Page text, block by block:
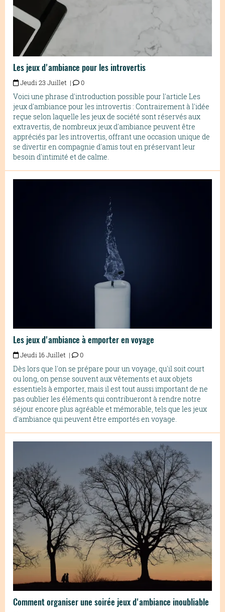
Les jeux d'ambiance pour les introvertis
Jeudi 23 Juillet | 0
Voici une phrase d'introduction possible pour l'article Les
jeux d'ambiance pour les introvertis : Contrairement à l'idée
reçue selon laquelle les jeux de société sont réservés aux
extravertis, de nombreux jeux d'ambiance peuvent être
appréciés par les introvertis, offrant une occasion unique de
se divertir en compagnie d'amis tout en préservant leur
besoin d'intimité et de calme.
Les jeux d'ambiance à emporter en voyage
Jeudi 16 Juillet | 0
Dès lors que l'on se prépare pour un voyage, qu'il soit court
ou long, on pense souvent aux vêtements et aux objets
essentiels à emporter, mais il est tout aussi important de ne
pas oublier les éléments qui contribueront à rendre notre
séjour encore plus agréable et mémorable, tels que les jeux
d'ambiance qui peuvent être emportés en voyage.
Comment organiser une soirée jeux d'ambiance inoubliable